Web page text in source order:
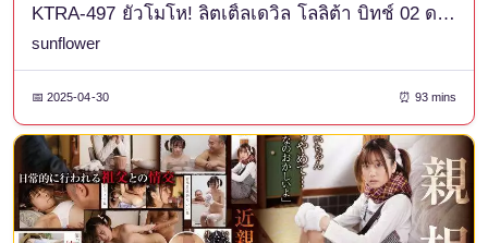
KTRA-497 ยั่วโมโห! ลิตเติ้ลเดวิล โลลิต้า บิทช์ 02 ดอกทานตะวัน
sunflower
📅 2025-04-30 ⏰ 93 mins